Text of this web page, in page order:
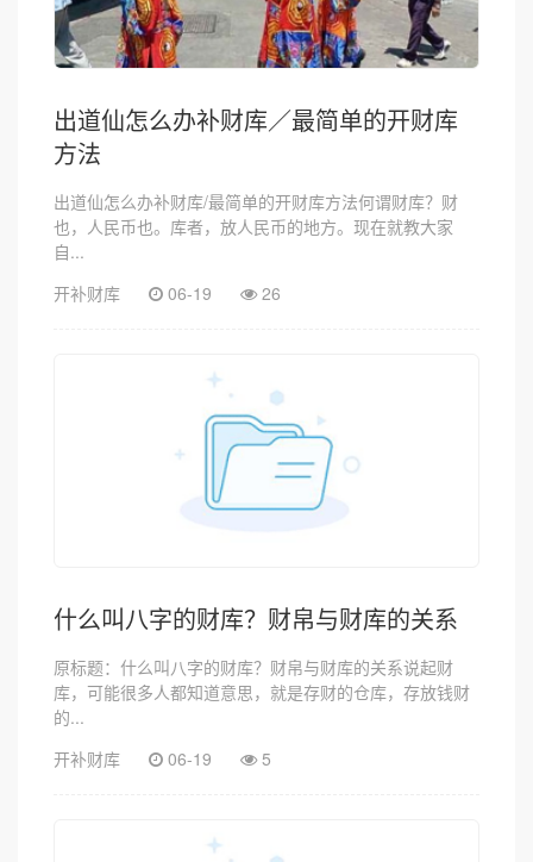
出道仙怎么办补财库／最简单的开财库
方法
出道仙怎么办补财库/最简单的开财库方法何谓财库？财
也，人民币也。库者，放人民币的地方。现在就教大家
自...
开补财库
06-19 26
什么叫八字的财库？财帛与财库的关系
原标题：什么叫八字的财库？财帛与财库的关系说起财
库，可能很多人都知道意思，就是存财的仓库，存放钱财
的...
开补财库
06-19 5